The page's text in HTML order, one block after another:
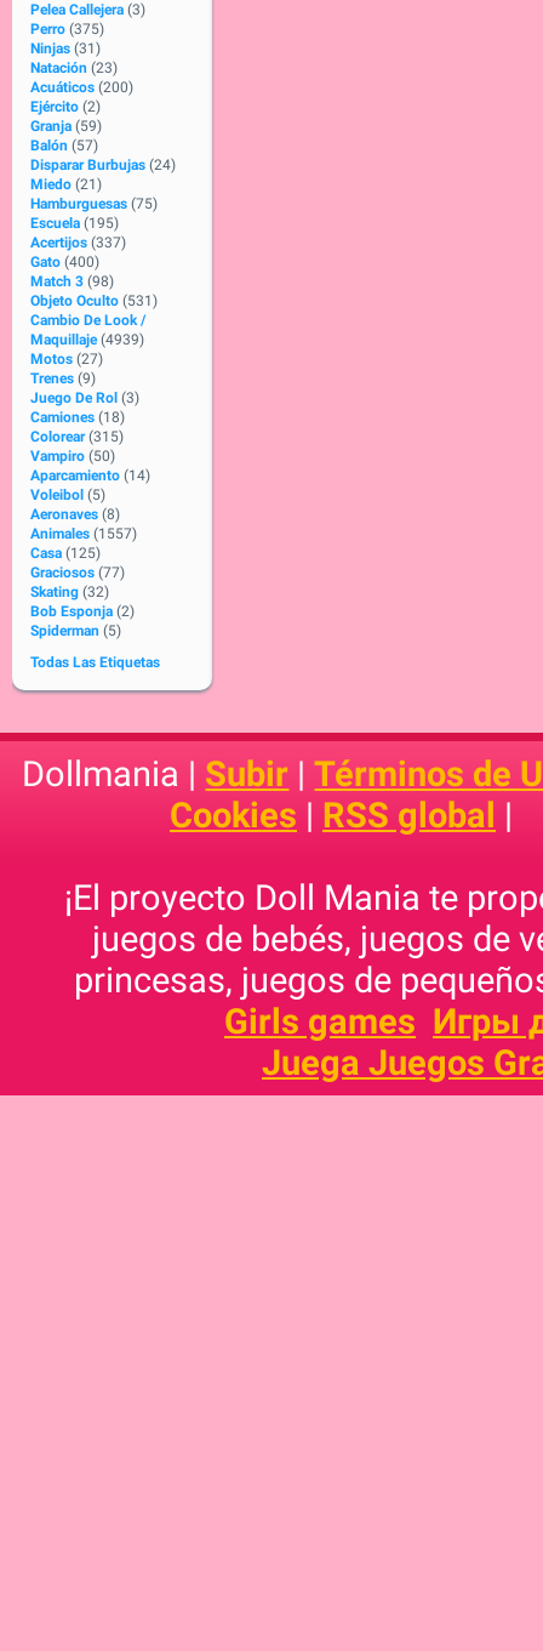
Pelea Callejera (3)
Perro (375)
Ninjas (31)
Natación (23)
Acuáticos (200)
Ejército (2)
Granja (59)
Balón (57)
Disparar Burbujas (24)
Miedo (21)
Hamburguesas (75)
Escuela (195)
Acertijos (337)
Gato (400)
Match 3 (98)
Objeto Oculto (531)
Cambio De Look /
Maquillaje (4939)
Motos (27)
Trenes (9)
Juego De Rol (3)
Camiones (18)
Colorear (315)
Vampiro (50)
Aparcamiento (14)
Voleibol (5)
Aeronaves (8)
Animales (1557)
Casa (125)
Graciosos (77)
Skating (32)
Bob Esponja (2)
Spiderman (5)
Todas Las Etiquetas
Dollmania | Subir |Términos de
Cookies | RSS global |
¡El proyecto Doll Mania te
juegos de bebés, juegos de
princesas, juegos de
Girls games Игры
Juega Juegos